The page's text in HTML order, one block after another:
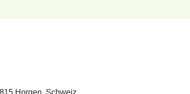
Horgen, Schweiz